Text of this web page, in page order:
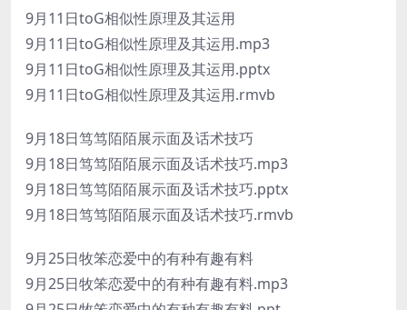
9月11日toG相似性原理及其运用
9月11日toG相似性原理及其运用.mp3
9月11日toG相似性原理及其运用.pptx
9月11日toG相似性原理及其运用.rmvb
9月18日笃笃陌陌展示面及话术技巧
9月18日笃笃陌陌展示面及话术技巧.mp3
9月18日笃笃陌陌展示面及话术技巧.pptx
9月18日笃笃陌陌展示面及话术技巧.rmvb
9月25日牧笨恋爱中的有种有趣有料
9月25日牧笨恋爱中的有种有趣有料.mp3